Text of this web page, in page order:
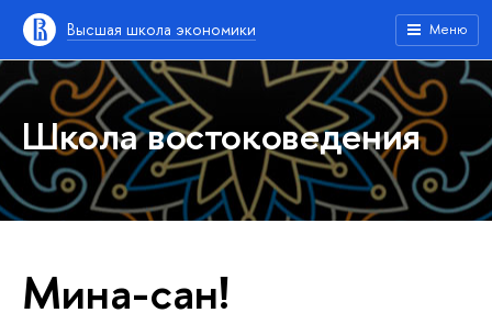
Высшая школа экономики Меню
Школа востоковедения
Мина-сан!